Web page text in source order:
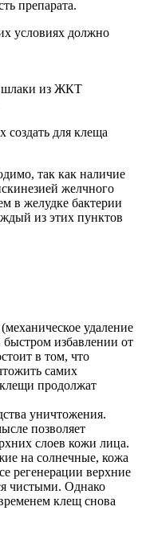
препарата.
условиях должно
шлаки из ЖКТ
создать для клеща
так как наличие
желчного
в желудке бактерии
из этих пунктов
удаление
избавлении от
в том, что
самих
продолжат
уничтожения.
позволяет
слоев кожи лица.
на солнечные, кожа
регенерации верхние
чистыми. Однако
клещ снова